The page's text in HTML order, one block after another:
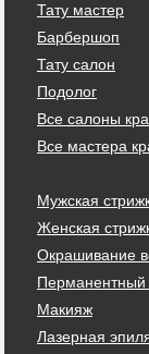
Тату мастер
Барбершоп
Тату салон
Подолог
Все салоны
Все мастера
Мужская
Женская
Окрашивание
Макияж
Лазерная